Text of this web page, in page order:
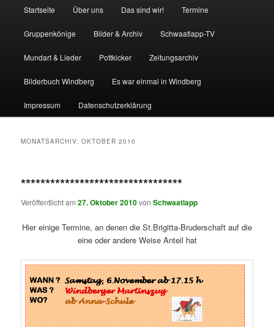
Startseite Über uns Das sind wir! Termine
Gruppenkönige Bilder & Archiv Schwaatlapp-TV
Mundart & Lieder Pottkicker Zeitungsarchiv
Bilderbuch Windberg Es war einmal in Windberg
Impressum Datenschutzerklärung
MONATSARCHIV:OKTOBER 2010
*********************************
Veröffentlicht am27. Oktober 2010vonSchwaatlapp
Hier einige Termine, an denen die St.Brigitta-Bruderschaft auf die
eine oder andere Weise Anteil hat